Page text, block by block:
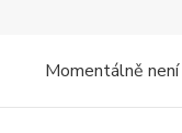
Momentálně